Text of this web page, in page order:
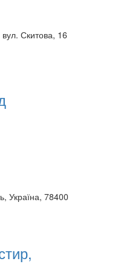
Скитова, 16
Україна, 78400